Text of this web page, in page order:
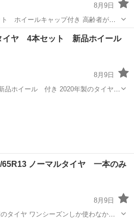
8月9日
ヤなんですが総走行距離は8,000キロで
す 溝も写真で確認して下さい。 完全室
タイヤ、ホイール 夏タイヤ
イヤ 4本セット 新品ホイール
8月9日
品ホイール 付き 2020年製のタイヤ
65R13 ノーマルタイヤ 一本のみ
8月9日